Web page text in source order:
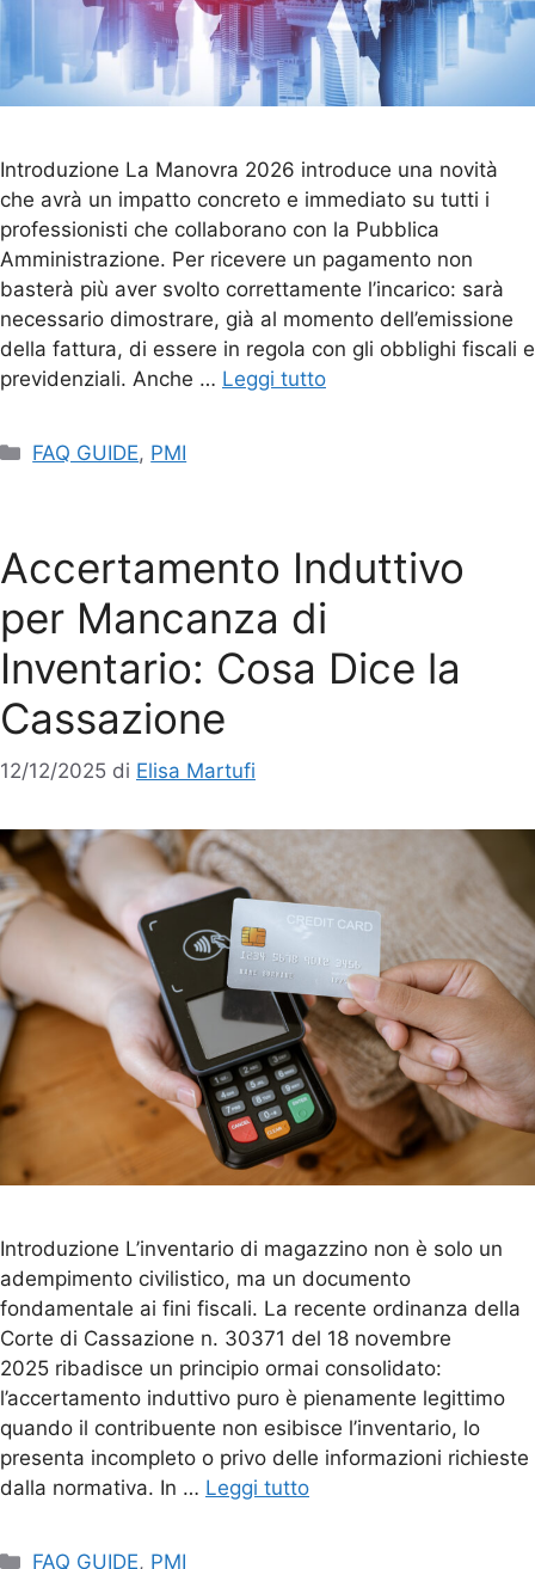
Introduzione La Manovra 2026 introduce una novità
che avrà un impatto concreto e immediato su tutti i
professionisti che collaborano con la Pubblica
Amministrazione. Per ricevere un pagamento non
basterà più aver svolto correttamente l’incarico: sarà
necessario dimostrare, già al momento dell’emissione
della fattura, di essere in regola con gli obblighi fiscali e
previdenziali. Anche … Leggi tutto
FAQ GUIDE, PMI
Accertamento Induttivo
per Mancanza di
Inventario: Cosa Dice la
Cassazione
12/12/2025 di Elisa Martufi
Introduzione L’inventario di magazzino non è solo un
adempimento civilistico, ma un documento
fondamentale ai fini fiscali. La recente ordinanza della
Corte di Cassazione n. 30371 del 18 novembre
2025 ribadisce un principio ormai consolidato:
l’accertamento induttivo puro è pienamente legittimo
quando il contribuente non esibisce l’inventario, lo
presenta incompleto o privo delle informazioni richieste
dalla normativa. In … Leggi tutto
FAQ GUIDE, PMI